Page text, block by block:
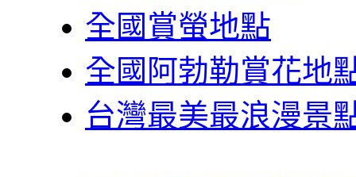
全國賞螢地點
全國阿勃勒賞花地
台灣最美最浪漫景